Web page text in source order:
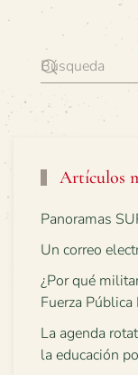
Artículos
Panoramas
Un correo
¿Por qué
Fuerza
La agenda
la educación